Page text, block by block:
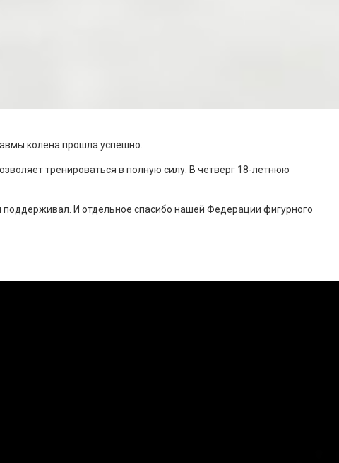
колена прошла успешно.
тренироваться в полную силу. В четверг 18-летнюю
поддерживал. И отдельное спасибо нашей Федерации фигурного